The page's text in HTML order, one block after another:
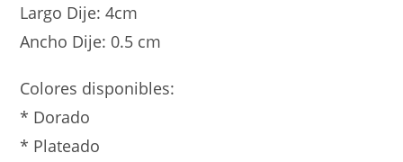
Largo Dije: 4cm
Ancho Dije: 0.5 cm
Colores disponibles:
* Dorado
* Plateado